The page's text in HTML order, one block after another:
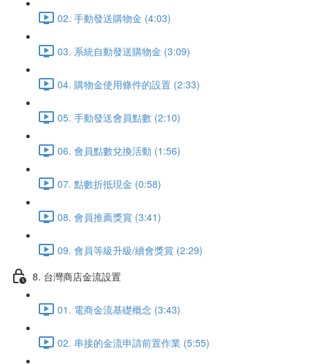
02. 手動發送購物金 (4:03)
03. 系統自動發送購物金 (3:09)
04. 購物金使用條件的設置 (2:33)
05. 手動發送會員點數 (2:10)
06. 會員點數兌換活動 (1:56)
07. 點數折抵現金 (0:58)
08. 會員推薦獎賞 (3:41)
09. 會員等級升級/續會獎賞 (2:29)
8. 台灣商店金流設置
01. 電商金流基礎概念 (3:43)
02. 串接的金流申請前置作業 (5:55)